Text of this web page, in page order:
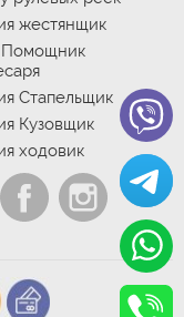
жестянщик
Помощник
Стапельщик
Кузовщик
ходовик